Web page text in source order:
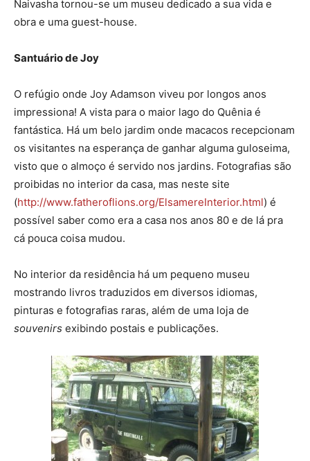
Naivasha tornou-se um museu dedicado a sua vida e
obra e uma guest-house.
Santuário de Joy
O refúgio onde Joy Adamson viveu por longos anos
impressiona! A vista para o maior lago do Quênia é
fantástica. Há um belo jardim onde macacos recepcionam
os visitantes na esperança de ganhar alguma guloseima,
visto que o almoço é servido nos jardins. Fotografias são
proibidas no interior da casa, mas neste site
(http://www.fatheroflions.org/ElsamereInterior.html) é
possível saber como era a casa nos anos 80 e de lá pra
cá pouca coisa mudou.
No interior da residência há um pequeno museu
mostrando livros traduzidos em diversos idiomas,
pinturas e fotografias raras, além de uma loja de
souvenirs exibindo postais e publicações.